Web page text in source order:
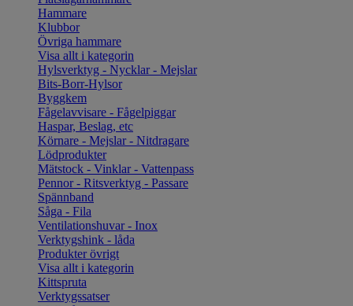
Hammare
Klubbor
Övriga hammare
Visa allt i kategorin
Hylsverktyg - Nycklar - Mejslar
Bits-Borr-Hylsor
Byggkem
Fågelavvisare - Fågelpiggar
Haspar, Beslag, etc
Körnare - Mejslar - Nitdragare
Lödprodukter
Mätstock - Vinklar - Vattenpass
Pennor - Ritsverktyg - Passare
Spännband
Såga - Fila
Ventilationshuvar - Inox
Verktygshink - låda
Produkter övrigt
Visa allt i kategorin
Kittspruta
Verktygssatser